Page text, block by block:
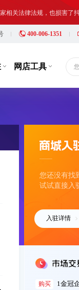
营人均须对网络店铺进行
400-006-1351
网店工具
您还没有找
试试直接入
入驻详情
1小时前
1小时前
1小时前
购买
1小时前
1小时前
1小时前